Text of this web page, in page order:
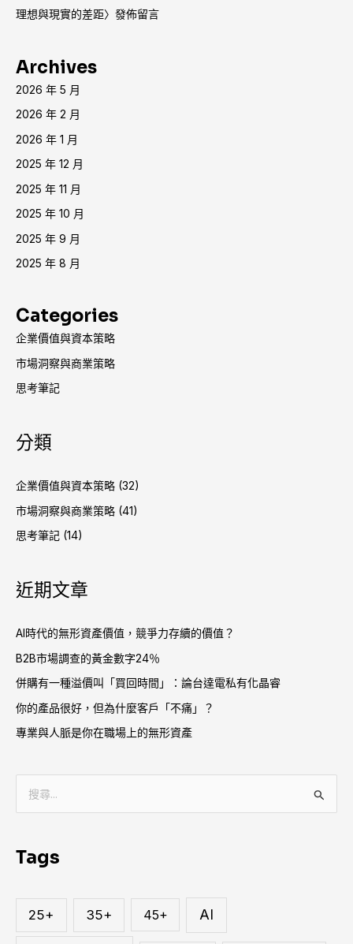
理想與現實的差距〉發佈留言
Archives
2026 年 5 月
2026 年 2 月
2026 年 1 月
2025 年 12 月
2025 年 11 月
2025 年 10 月
2025 年 9 月
2025 年 8 月
Categories
企業價值與資本策略
市場洞察與商業策略
思考筆記
分類
企業價值與資本策略 (32)
市場洞察與商業策略 (41)
思考筆記 (14)
近期文章
AI時代的無形資產價值，競爭力存續的價值？
B2B市場調查的黃金數字24％
併購有一種溢價叫「買回時間」：論台達電私有化晶睿
你的產品很好，但為什麼客戶「不痛」？
專業與人脈是你在職場上的無形資產
鍵
Tags
25+ 35+ 45+ AI